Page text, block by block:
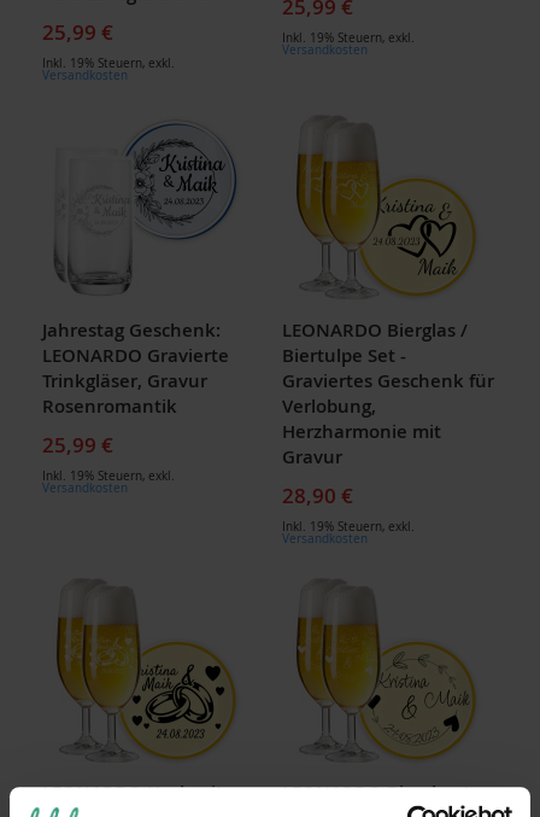
25,99 €
Inkl. 19% Steuern, exkl.
Versandkosten
25,99 €
Inkl. 19% Steuern, exkl.
Versandkosten
Jahrestag Geschenk:
LEONARDO Gravierte
Trinkgläser, Gravur
Rosenromantik
25,99 €
Inkl. 19% Steuern, exkl.
Versandkosten
LEONARDO Bierglas /
Biertulpe Set -
Graviertes Geschenk für
Verlobung,
Herzharmonie mit
Gravur
28,90 €
Inkl. 19% Steuern, exkl.
Versandkosten
LEONARDO Hochzeits-
LEONARDO Bierglas /